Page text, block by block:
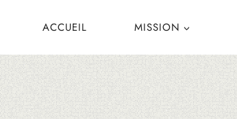
ACCUEIL MISSION